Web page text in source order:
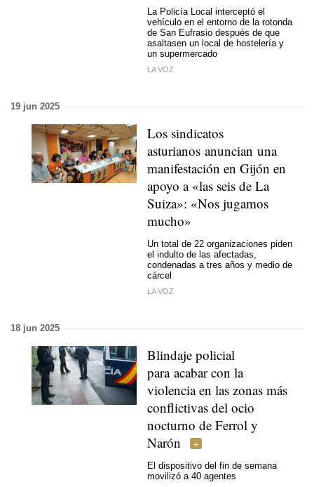
La Policía Local interceptó el
vehículo en el entorno de la rotonda
de San Eufrasio después de que
asaltasen un local de hostelería y
un supermercado
LA VOZ
19 jun 2025
Los sindicatos
asturianos anuncian una
manifestación en Gijón en
apoyo a «las seis de La
Suiza»: «Nos jugamos
mucho»
Un total de 22 organizaciones piden
el indulto de las afectadas,
condenadas a tres años y medio de
cárcel
LA VOZ
18 jun 2025
Blindaje policial
para acabar con la
violencia en las zonas más
conflictivas del ocio
nocturno de Ferrol y
Narón
El dispositivo del fin de semana
movilizó a 40 agentes